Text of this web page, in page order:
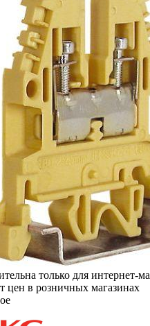
только для интернет-
цен в розничных магазинах